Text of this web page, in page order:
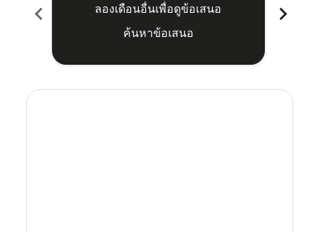
chevron_left
ลองเดือนอื่นเพื่อดูข้อเสนอ
ค้นหาข้อเสนอ
chevron_right